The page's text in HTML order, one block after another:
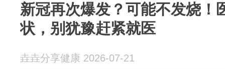
新冠再次爆发？可能不发烧！
状，别犹豫赶紧就医
垚垚分享健康 2026-07-21